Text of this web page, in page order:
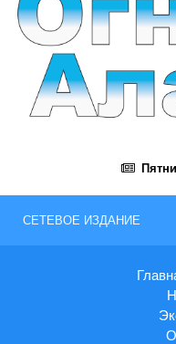
СЕТЕВОЕ ИЗДАНИЕ
О